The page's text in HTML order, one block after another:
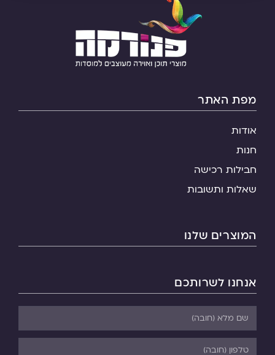
מפת האתר
אודות
חנות
חבילות רכישה
שאלות ותשובות
המוצרים שלנו
אנחנו לשרותכם